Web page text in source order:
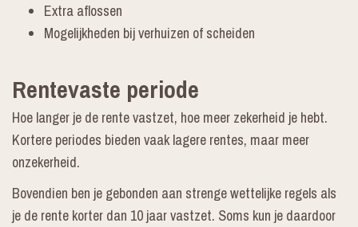
Extra aflossen
Mogelijkheden bij verhuizen of scheiden
Rentevaste periode
Hoe langer je de rente vastzet, hoe meer zekerheid je hebt.
Kortere periodes bieden vaak lagere rentes, maar meer
onzekerheid.
Bovendien ben je gebonden aan strenge wettelijke regels als
je de rente korter dan 10 jaar vastzet. Soms kun je daardoor